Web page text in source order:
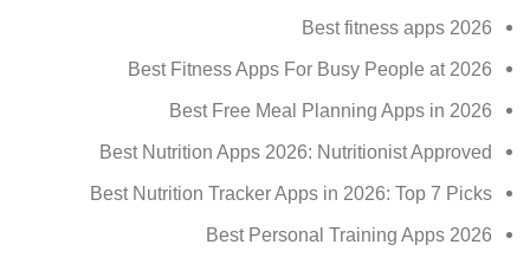
Best fitness apps 2026
Best Fitness Apps For Busy People at 2026
Best Free Meal Planning Apps in 2026
Best Nutrition Apps 2026: Nutritionist Approved
Best Nutrition Tracker Apps in 2026: Top 7 Picks
Best Personal Training Apps 2026